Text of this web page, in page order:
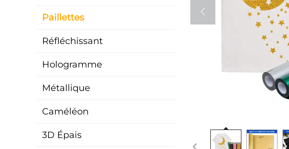
Paillettes
Réfléchissant
Hologramme
Métallique
Caméléon
3D Épais